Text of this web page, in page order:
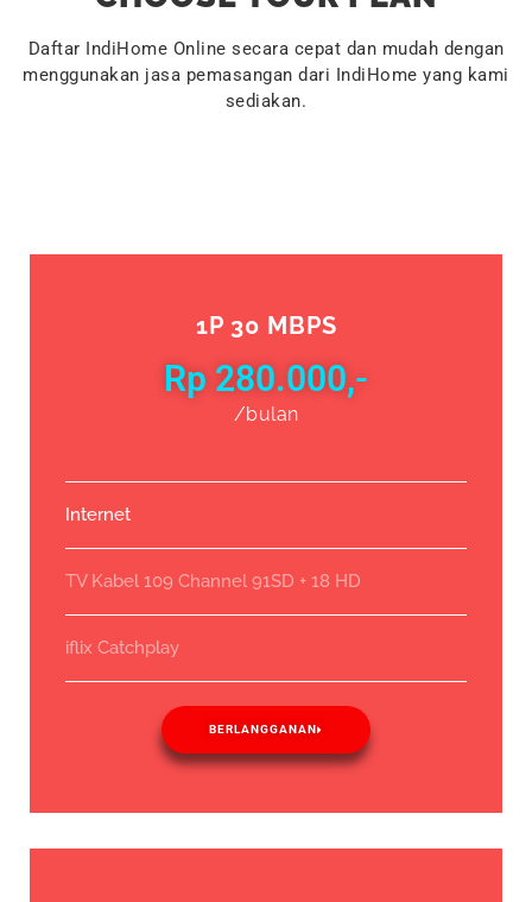
Daftar IndiHome Online secara cepat dan mudah dengan
menggunakan jasa pemasangan dari IndiHome yang kami
sediakan.
1P 30 MBPS
Rp 280.000,-
/bulan
Internet
TV Kabel 109 Channel 91SD + 18 HD
iflix Catchplay
BERLANGGANAN